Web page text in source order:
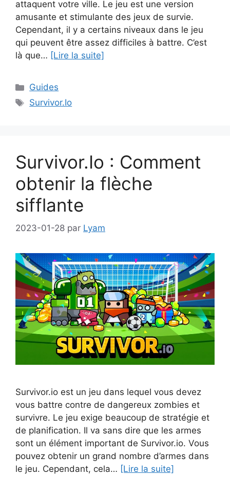
attaquent votre ville. Le jeu est une version
amusante et stimulante des jeux de survie.
Cependant, il y a certains niveaux dans le jeu
qui peuvent être assez difficiles à battre. C’est
là que… [Lire la suite]
Catégories
Guides
Étiquettes
Survivor.Io
Survivor.Io : Comment
obtenir la flèche
sifflante
2023-01-28 par Lyam
Survivor.io est un jeu dans lequel vous devez
vous battre contre de dangereux zombies et
survivre. Le jeu exige beaucoup de stratégie et
de planification. Il va sans dire que les armes
sont un élément important de Survivor.io. Vous
pouvez obtenir un grand nombre d’armes dans
le jeu. Cependant, cela… [Lire la suite]